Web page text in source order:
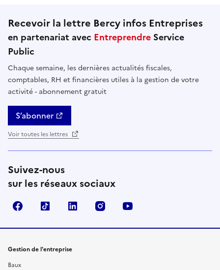
Recevoir la lettre Bercy infos Entreprises
en partenariat avec Entreprendre Service
Public
Chaque semaine, les dernières actualités fiscales,
comptables, RH et financières utiles à la gestion de votre
activité - abonnement gratuit
S’abonner
Voir toutes les lettres
Suivez-nous
sur les réseaux sociaux
FacebookTikTok Linkedin Instagram
Gestion de l'entreprise
Baux